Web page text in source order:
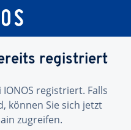
registriert
registriert. Falls
können Sie sich jetzt
zugreifen.